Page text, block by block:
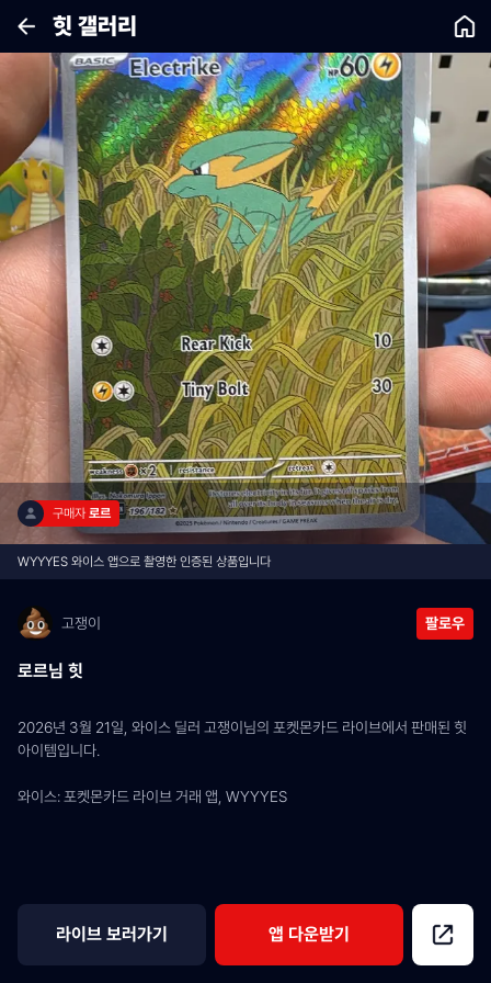
힛 갤러리
구매자 로르
WYYYES 와이스 앱으로 촬영한 인증된 상품입니다
고쟁이 팔로우
로르님 힛
2026년 3월 21일, 와이스 딜러 고쟁이님의 포켓몬카드 라이브에서 판매된 힛
아이템입니다.
와이스: 포켓몬카드 라이브 거래 앱, WYYYES
라이브 보러가기 앱 다운받기